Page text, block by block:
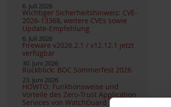
6. Juli 2026
Wichtiger Sicherheitshinweis: CVE-
2026-13368, weitere CVEs sowie
Update-Empfehlung
6. Juli 2026
Fireware v2026.2.1 / v12.12.1 jetzt
verfügbar
30. Juni 2026
Rückblick: BOC Sommerfest 2026
23. Juni 2026
HOWTO: Funktionsweise und
Vorteile des Zero-Trust Application
Services von WatchGuard